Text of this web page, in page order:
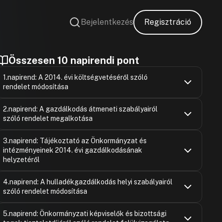
Bejelentkezés Regisztráció
Összesen 10 napirendi pont
1.napirend: A 2014. évi költségvetéséről szóló
rendelet módosítása
Németi
Felszólaló
Németi
Felszólaló
Németi
Felszólaló
Németi
Felszólaló
2.napirend: A gazdálkodás átmeneti szabályairól
szóló rendelet megalkotása
Ugrás a napirendi pontra Németi
Bajusz
Felszólaló
3.napirend: Tájékoztató az Önkormányzat és
intézményeinek 2014. évi gazdálkodásának
helyzetéről
Bajusz
Bajusz
Nagy Zoltán
4.napirend: A hulladékgazdálkodás helyi szabályairól
szóló rendelet módosítása
Hozzászólások Dr. Kovács
5.napirend: Önkormányzati képviselők és bizottsági